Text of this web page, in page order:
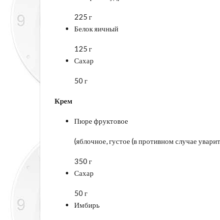
225 г
Белок яичный
125 г
Сахар
50 г
Крем
Пюре фруктовое
(яблочное, густое (в противном случае
350 г
Сахар
50 г
Имбирь